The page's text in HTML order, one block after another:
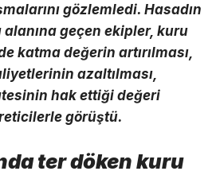
gözlemledi. Hasadın
geçen ekipler, kuru
katma değerin artırılması,
azaltılması,
hak ettiği değeri
görüştü.
ter döken kuru